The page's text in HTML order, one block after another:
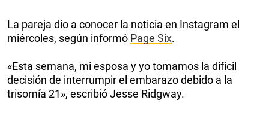
La pareja dio a conocer la noticia en Instagram el
miércoles, según informó Page Six.
«Esta semana, mi esposa y yo tomamos la difícil
decisión de interrumpir el embarazo debido a la
trisomía 21», escribió Jesse Ridgway.